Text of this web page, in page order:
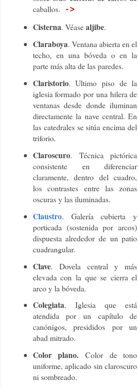
caballos.
->
Cisterna. Véasealjibe.
Claraboya. Ventana abierta en el
techo, en una bóveda o en la
parte más alta de las paredes.
Claristorio. Ultimo piso de la
iglesia formado por una hilera de
ventanas desde donde iluminan
directamente la nave central. En
las catedrales se sitúa encima del
triforio.
Claroscuro. Técnica pictórica
consistente en diferenciar
claramente, dentro del cuadro,
los contrastes entre las zonas
oscuras y las iluminadas.
Claustro. Galería cubierta y
porticada (sostenida por arcos)
dispuesta alrededor de un patio
cuadrangular.
Clave. Dovela central y más
elevada con la que se cierra el
arco y la bóveda.
Colegiata. Iglesia que está
atendida por un capítulo de
canónigos, presididos por un
abad mitrado.
Color plano. Color de tono
uniforme, aplicado sin claroscuro
ni sombreado.